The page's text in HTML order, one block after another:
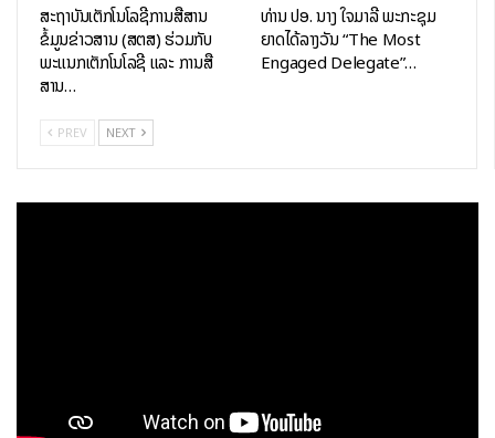
ໃນຕອນທ້າຍ ທ່ານ ປອ. ສັນຕິສຸກ ສິມມາລາວົງ ຮອງລັດຖະມົນຕີກະຊວງ
ເຕັກໂນໂລຊີ ແລະ ການສື່ສານ ໄດ້ໃຫ້ກຽດມີຄໍາເຫັນໂອ້ລົມ ແລະ ໃຫ້ທິດຊີ້
ນໍາໃນການປະຕິບັດວຽກງານໃນຕໍ່ໜ້າ, ທ່ານໄດ້ສະແດງຄວາມຍ້ອງຍໍ
ຊົມເຊີຍຕໍ່ຜົນງານ ຂອງຄູອາຈານທີ່ຍາດມາໄດ້ ແລະ ຈົ່ງພ້ອມກັນຮັກສາມູນ
ເຊື້ອອັນສູງສົ່ງໃຫ້ຄຽງຄູ່ກັບການສ້າງສາ,ພັດທະນາ ແລະ ຍົກລະດັບ
ສະຖາບັນເຕັກໂນໂລຊີການສື່ສານ
ຂໍ້ມູນຂ່າວສານ (ສຕສ) ຮ່ວມກັບ
ພະແນກເຕັກໂນໂລຊີ ແລະ ການສື່
ສານ…
ທ່ານ ປອ. ນາງ ໃຈມາລີ ພະກະຊຸມ
ຍາດໄດ້ລາງວັນ “The Most
Engaged Delegate”…
PREV NEXT